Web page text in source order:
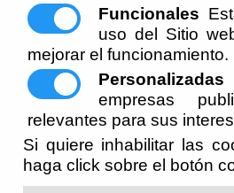
Funcionales
uso del Sitio
mejorar el funcionamiento.
Personalizadas
empresas
relevantes para sus
Si quiere inhabilitar las
haga click sobre el botón
Escuchar
Cuando una persona muere, es
muerte. Lo puede expedir el
certificado de defunción es el
inscripción de la defunción en el
horas)que comunica de oficio la
la inscripción de la defunción se
practicarse antes del
Para proceder al velatorio y entierro de
Certificado médico de defunción.